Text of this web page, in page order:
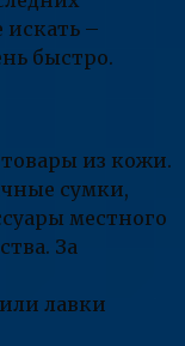
искать –
быстро.
из кожи.
сумки,
местного
За
лавки